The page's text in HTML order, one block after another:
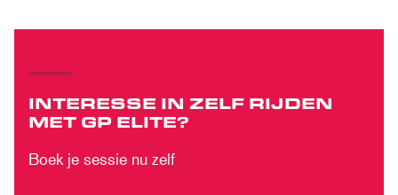
INTERESSE IN ZELF RIJDEN
MET GP ELITE?
Boek je sessie nu zelf